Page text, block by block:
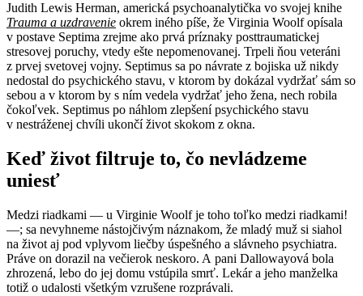
Judith Lewis Herman, americká psychoanalytička vo svojej knihe
Trauma a uzdravenie okrem iného píše, že Virginia Woolf opísala
v postave Septima zrejme ako prvá príznaky posttraumatickej
stresovej poruchy, vtedy ešte nepomenovanej. Trpeli ňou veteráni
z prvej svetovej vojny. Septimus sa po návrate z bojiska už nikdy
nedostal do psychického stavu, v ktorom by dokázal vydržať sám so
sebou a v ktorom by s ním vedela vydržať jeho žena, nech robila
čokoľvek. Septimus po náhlom zlepšení psychického stavu
v nestráženej chvíli ukončí život skokom z okna.
Keď život filtruje to, čo nevládzeme
uniesť
Medzi riadkami — u Virginie Woolf je toho toľko medzi riadkami!
—; sa nevyhneme nástojčivým náznakom, že mladý muž si siahol
na život aj pod vplyvom liečby úspešného a slávneho psychiatra.
Práve on dorazil na večierok neskoro. A pani Dallowayová bola
zhrozená, lebo do jej domu vstúpila smrť. Lekár a jeho manželka
totiž o udalosti všetkým vzrušene rozprávali.